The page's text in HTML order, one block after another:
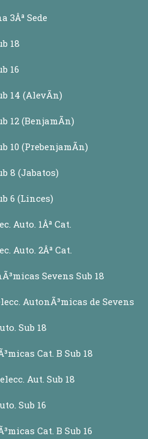
3Âª Sede
18
16
14 (AlevÃ­n)
12 (BenjamÃ­n)
10 (PrebenjamÃ­n)
8 (Jabatos)
6 (Linces)
Auto. 1Âª Cat.
Auto. 2Âª Cat.
Sevens Sub 18
AutonÃ³micas de Sevens
Sub 18
Cat. B Sub 18
Aut. Sub 18
Sub 16
Cat. B Sub 16